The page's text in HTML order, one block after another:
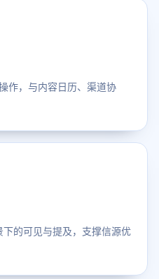
作，与内容日历、渠道协
的可见与提及，支撑信源优